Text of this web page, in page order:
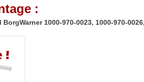
:
1000-970-0023, 1000-970-